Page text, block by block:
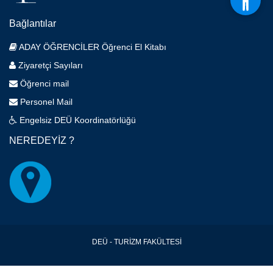
Bağlantılar
ADAY ÖĞRENCİLER Öğrenci El Kitabı
Ziyaretçi Sayıları
Öğrenci mail
Personel Mail
Engelsiz DEÜ Koordinatörlüğü
NEREDEYİZ ?
DEÜ - TURİZM FAKÜLTESİ